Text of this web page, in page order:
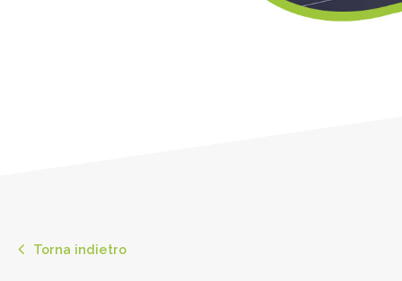
Torna indietro